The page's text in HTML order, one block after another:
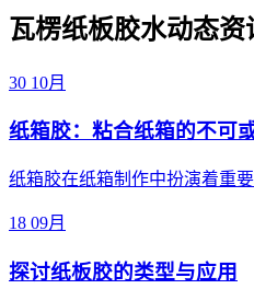
瓦楞纸板胶水动态资
30 10月
纸箱胶：粘合纸箱的不可
纸箱胶在纸箱制作中扮演着重
18 09月
探讨纸板胶的类型与应用